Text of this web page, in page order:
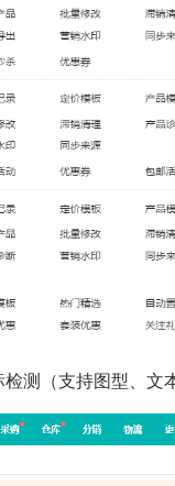
测（支持图型、文